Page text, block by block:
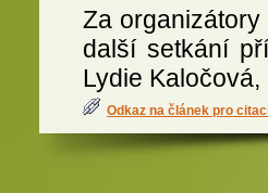
Za
další setkání
Lydie
Odkaz na článek pro